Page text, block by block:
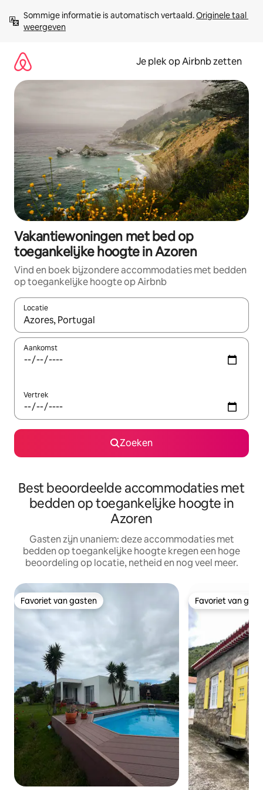
direct
naar
Sommige informatie is automatisch vertaald. Originele taal
weergeven
Je plek op Airbnb zetten
Vakantiewoningen met bed op
toegankelijke hoogte in Azoren
Vind en boek bijzondere accommodaties met bedden
op toegankelijke hoogte op Airbnb
Locatie
Wanneer er resultaten beschikbaar zijn, maak je een keuze
Aankomst
Vertrek
Zoeken
Best beoordeelde accommodaties met
bedden op toegankelijke hoogte in
Azoren
Gasten zijn unaniem: deze accommodaties met
bedden op toegankelijke hoogte kregen een hoge
beoordeling op locatie, netheid en nog veel meer.
Favoriet van gasten
Favoriet van gasten Favoriet van
Favoriet van